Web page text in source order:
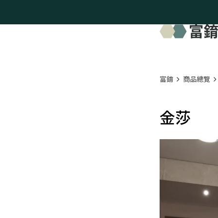
富錥 商品總覽
金莎